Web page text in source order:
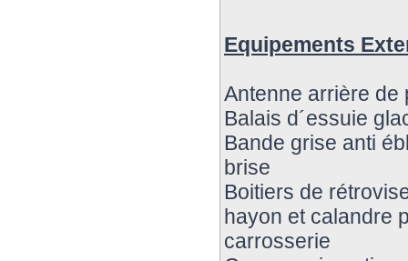
Equipements
Antenne arrière de
Balais d´essuie
Bande grise anti
brise
Boitiers de
hayon et calandre
carrosserie